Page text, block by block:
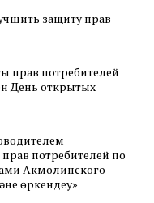
защиту прав
прав потребителей
День открытых
потребителей по
Акмолинского
өркендеу»